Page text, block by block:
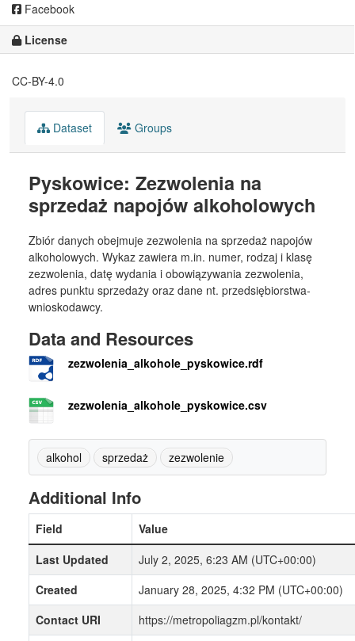
Facebook
License
CC-BY-4.0
Dataset Groups
Pyskowice: Zezwolenia na
sprzedaż napojów alkoholowych
Zbiór danych obejmuje zezwolenia na sprzedaż napojów
alkoholowych. Wykaz zawiera m.in. numer, rodzaj i klasę
zezwolenia, datę wydania i obowiązywania zezwolenia,
adres punktu sprzedaży oraz dane nt. przedsiębiorstwa-
wnioskodawcy.
Data and Resources
zezwolenia_alkohole_pyskowice.rdf
zezwolenia_alkohole_pyskowice.csv
alkohol sprzedaż zezwolenie
Additional Info
Field
Value
Last Updated
July 2, 2025, 6:23 AM (UTC+00:00)
Created
January 28, 2025, 4:32 PM (UTC+00:00)
Contact URI
https://metropoliagzm.pl/kontakt/